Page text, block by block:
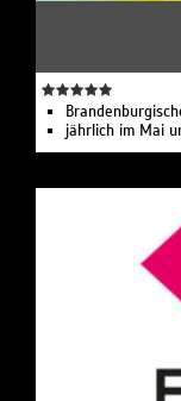
jährlich im Mai